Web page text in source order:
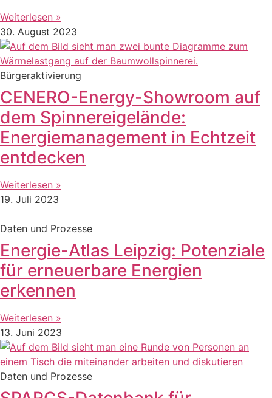
Weiterlesen »
30. August 2023
Bürgeraktivierung
CENERO-Energy-Showroom auf
dem Spinnereigelände:
Energiemanagement in Echtzeit
entdecken
Weiterlesen »
19. Juli 2023
Daten und Prozesse
Energie-Atlas Leipzig: Potenziale
für erneuerbare Energien
erkennen
Weiterlesen »
13. Juni 2023
Daten und Prozesse